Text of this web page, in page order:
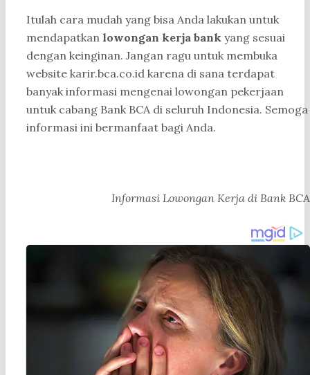
Itulah cara mudah yang bisa Anda lakukan untuk
mendapatkan lowongan kerja bank yang sesuai
dengan keinginan. Jangan ragu untuk membuka
website karir.bca.co.id karena di sana terdapat
banyak informasi mengenai lowongan pekerjaan
untuk cabang Bank BCA di seluruh Indonesia. Semoga
informasi ini bermanfaat bagi Anda.
Informasi Lowongan Kerja di Bank BCA